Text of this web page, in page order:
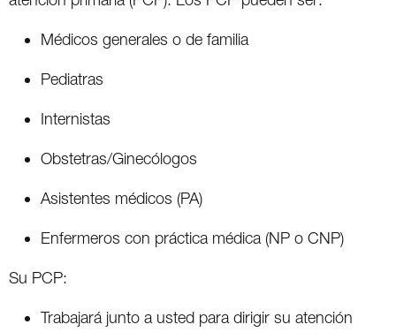
Médicos generales o de familia
Pediatras
Internistas
Obstetras/Ginecólogos
Asistentes médicos (PA)
Enfermeros con práctica médica (NP o CNP)
Su PCP:
Trabajará junto a usted para dirigir su atención